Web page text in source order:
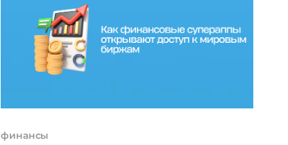
условия, при которых покупка актива
проходит беспрепятственно, но любая
попытка его продажи
финансы